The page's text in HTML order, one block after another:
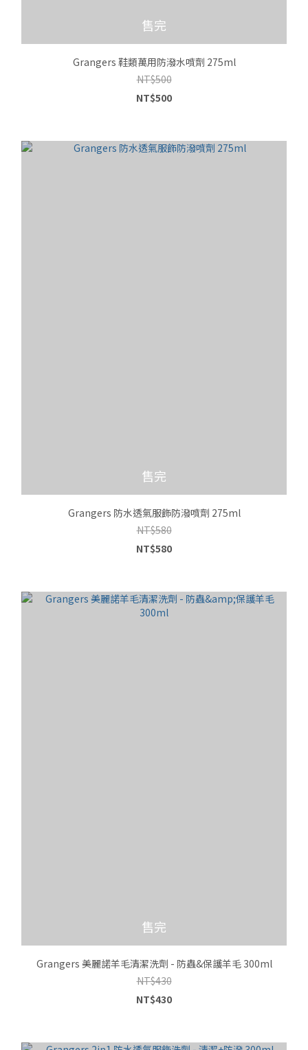
售完
Grangers 鞋類萬用防潑水噴劑 275ml
NT$500
NT$500
售完
Grangers 防水透氣服飾防潑噴劑 275ml
NT$580
NT$580
售完
Grangers 美麗諾羊毛清潔洗劑 - 防蟲&保護羊毛 300ml
NT$430
NT$430